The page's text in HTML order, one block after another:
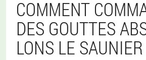
COMMENT
DES GOUTTES
LONS LE SAUNIER